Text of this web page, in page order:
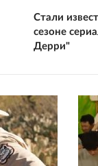
Стали
сезоне
Дерри"